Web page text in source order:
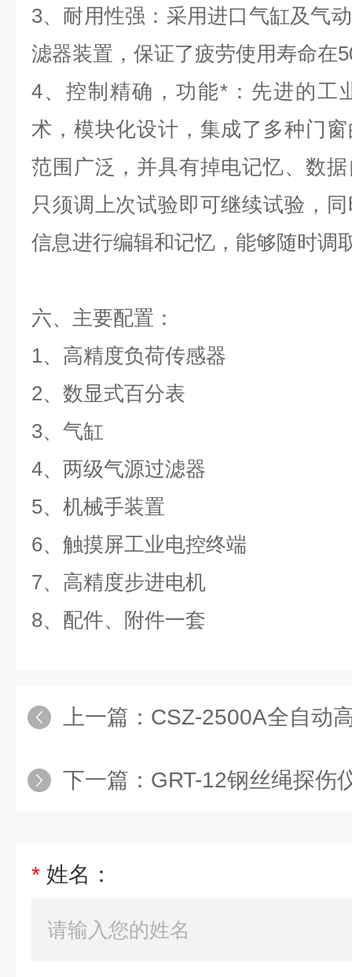
3、耐用性强：采用进口气缸及气
滤器装置，保证了疲劳使用寿命在
4、控制精确，功能*：先进的工
术，模块化设计，集成了多种门
范围广泛，并具有掉电记忆、数
只须调上次试验即可继续试验 ，
信息进行编辑和记忆，能够随时调
六、主要配置：
1、高精度负荷传感器
2、数显式百分表
3、气缸
4、两级气源过滤器
5、机械手装置
6、 触摸屏工业电控终端
7、高精度步进电机
8、配件、附件一套
上一篇： CSZ-2500A全自动高强
下一篇： GRT-12钢丝绳探伤
* 姓名：